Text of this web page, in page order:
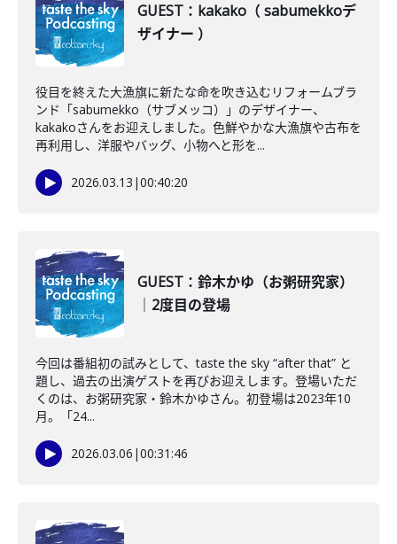
GUEST：kakako（ sabumekkoデ
ザイナー ）
役目を終えた大漁旗に新たな命を吹き込むリフォームブラ
ンド「sabumekko（サブメッコ）」のデザイナー、
kakakoさんをお迎えしました。色鮮やかな大漁旗や古布を
再利用し、洋服やバッグ、小物へと形を...
2026.03.13 |00:40:20
GUEST：鈴木かゆ（お粥研究家）
｜2度目の登場
今回は番組初の試みとして、taste the sky “after that” と
題し、過去の出演ゲストを再びお迎えします。登場いただ
くのは、お粥研究家・鈴木かゆさん。初登場は2023年10
月。「24...
2026.03.06 |00:31:46